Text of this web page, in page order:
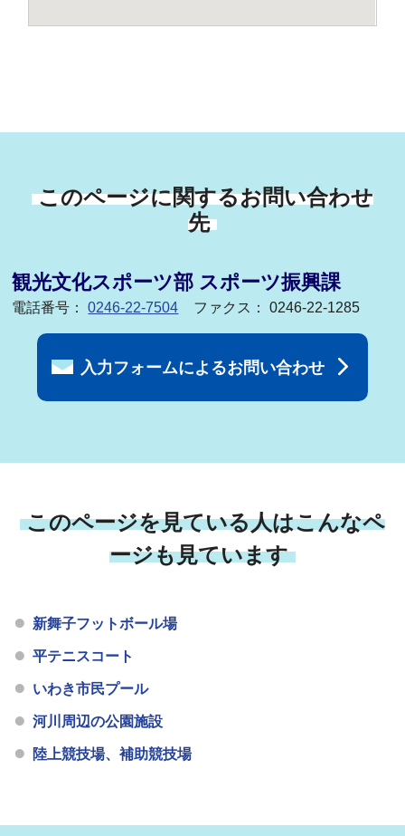
このページに関するお問い合わせ
先
観光文化スポーツ部 スポーツ振興課
電話番号：0246-22-7504 ファクス： 0246-22-1285
入力フォームによるお問い合わせ
このページを見ている人はこんなペ
ージも見ています
新舞子フットボール場
平テニスコート
いわき市民プール
河川周辺の公園施設
陸上競技場、補助競技場